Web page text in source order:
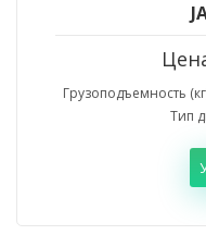
Грузоподъемность
Тип